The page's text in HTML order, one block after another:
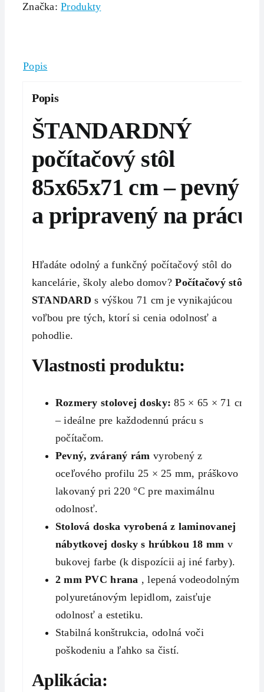
Značka:Produkty
Popis
Popis
ŠTANDARDNÝ
počítačový stôl
85x65x71 cm – pevný
a pripravený na prácu
Hľadáte odolný a funkčný počítačový stôl do
kancelárie, školy alebo domov?Počítačový stôl
STANDARD s výškou 71 cm je vynikajúcou
voľbou pre tých, ktorí si cenia odolnosť a
pohodlie.
Vlastnosti produktu:
Rozmery stolovej dosky: 85 × 65 × 71 cm
– ideálne pre každodennú prácu s
počítačom.
Pevný, zváraný rám vyrobený z
oceľového profilu 25 × 25 mm, práškovo
lakovaný pri 220 °C pre maximálnu
odolnosť.
Stolová doska vyrobená z laminovanej
nábytkovej dosky s hrúbkou 18 mm v
bukovej farbe (k dispozícii aj iné farby).
2 mm PVC hrana , lepená vodeodolným
polyuretánovým lepidlom, zaisťuje
odolnosť a estetiku.
Stabilná konštrukcia, odolná voči
poškodeniu a ľahko sa čistí.
Aplikácia: